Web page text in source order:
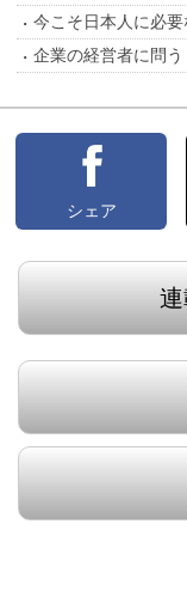
今こそ日本人に必要
企業の経営者に問
シェア